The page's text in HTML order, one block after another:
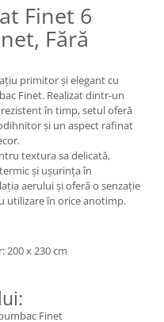
Finet 6
Fără
primitor și elegant cu
Finet. Realizat dintr-un
în timp, setul oferă
și un aspect rafinat
textura sa delicată,
și ușurința în
aerului și oferă o senzație
utilizare în orice anotimp.
200 x 230 cm
Finet